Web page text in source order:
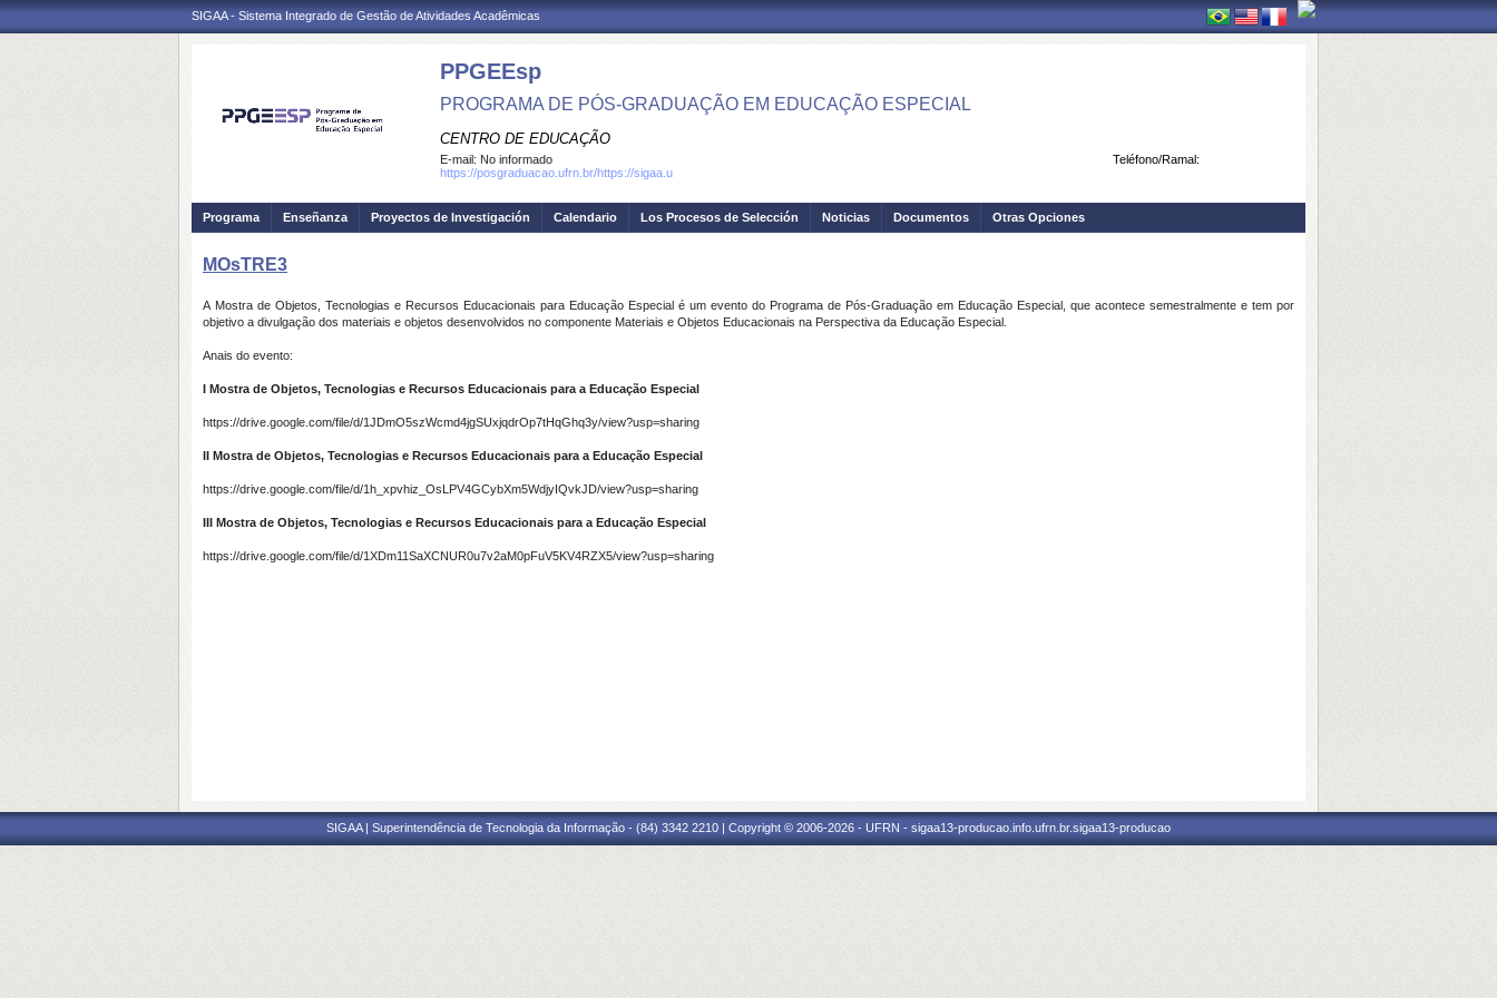
SIGAA - Sistema Integrado de Gestão de Atividades Acadêmicas
PPGEEsp
PROGRAMA DE PÓS-GRADUAÇÃO EM EDUCAÇÃO ESPECIAL
CENTRO DE EDUCAÇÃO
Teléfono/Ramal:
E-mail: No informado
https://posgraduacao.ufrn.br/https://sigaa.u
Programa Enseñanza Proyectos de Investigación Calendario Los Procesos de Selección Noticias Documentos Otras Opciones
MOsTRE3
A Mostra de Objetos, Tecnologias e Recursos Educacionais para Educação Especial é um evento do Programa de Pós-Graduação em Educação Especial, que acontece semestralmente e tem por
objetivo a divulgação dos materiais e objetos desenvolvidos no componente Materiais e Objetos Educacionais na Perspectiva da Educação Especial.
Anais do evento:
I Mostra de Objetos, Tecnologias e Recursos Educacionais para a Educação Especial
https://drive.google.com/file/d/1JDmO5szWcmd4jgSUxjqdrOp7tHqGhq3y/view?usp=sharing
II Mostra de Objetos, Tecnologias e Recursos Educacionais para a Educação Especial
https://drive.google.com/file/d/1h_xpvhiz_OsLPV4GCybXm5WdjyIQvkJD/view?usp=sharing
III Mostra de Objetos, Tecnologias e Recursos Educacionais para a Educação Especial
https://drive.google.com/file/d/1XDm11SaXCNUR0u7v2aM0pFuV5KV4RZX5/view?usp=sharing
SIGAA | Superintendência de Tecnologia da Informação - (84) 3342 2210 | Copyright © 2006-2026 - UFRN - sigaa13-producao.info.ufrn.br.sigaa13-producao